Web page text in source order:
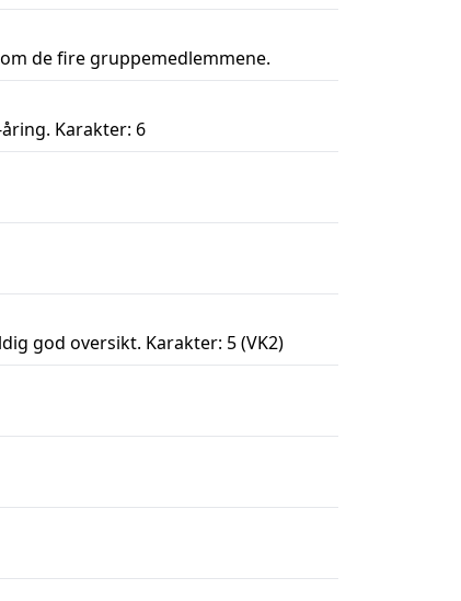
de fire gruppemedlemmene.
Karakter: 6
god oversikt. Karakter: 5 (VK2)